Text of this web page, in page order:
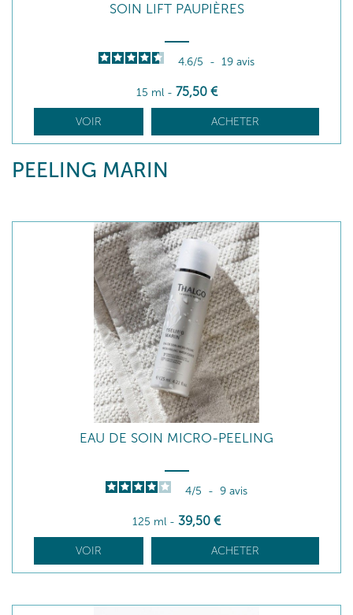
SOIN LIFT PAUPIÈRES
4.6/5 - 19 avis
15 ml - 75,50 €
VOIR ACHETER
PEELING MARIN
EAU DE SOIN MICRO-PEELING
4/5 - 9 avis
125 ml - 39,50 €
VOIR ACHETER